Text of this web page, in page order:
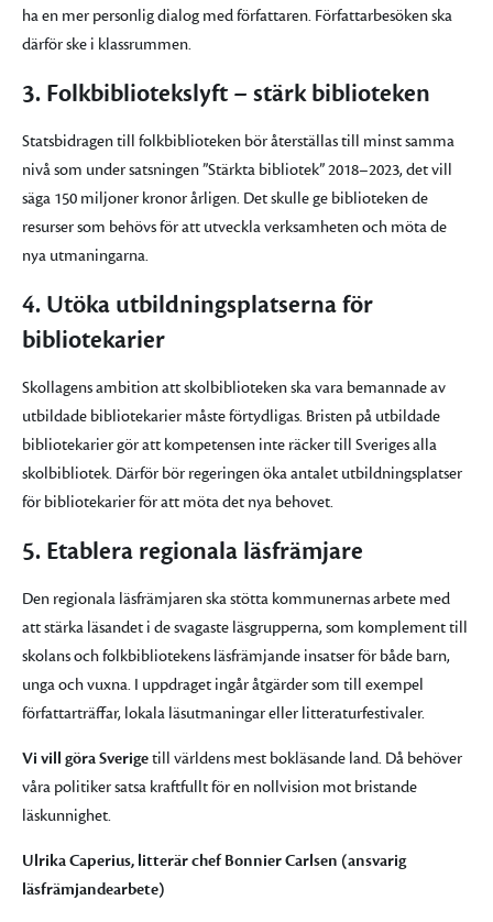
ha en mer personlig dialog med författaren. Författarbesöken ska
därför ske i klassrummen.
3. Folkbibliotekslyft – stärk biblioteken
Statsbidragen till folkbiblioteken bör återställas till minst samma
nivå som under satsningen ”Stärkta bibliotek” 2018–2023, det vill
säga 150 miljoner kronor årligen. Det skulle ge biblioteken de
resurser som behövs för att utveckla verksamheten och möta de
nya utmaningarna.
4. Utöka utbildningsplatserna för
bibliotekarier
Skollagens ambition att skolbiblioteken ska vara bemannade av
utbildade bibliotekarier måste förtydligas. Bristen på utbildade
bibliotekarier gör att kompetensen inte räcker till Sveriges alla
skolbibliotek. Därför bör regeringen öka antalet utbildningsplatser
för bibliotekarier för att möta det nya behovet.
5. Etablera regionala läsfrämjare
Den regionala läsfrämjaren ska stötta kommunernas arbete med
att stärka läsandet i de svagaste läsgrupperna, som komplement till
skolans och folkbibliotekens läsfrämjande insatser för både barn,
unga och vuxna. I uppdraget ingår åtgärder som till exempel
författarträffar, lokala läsutmaningar eller litteraturfestivaler.
Vi vill göra Sverigetill världens mest bokläsande land. Då behöver
våra politiker satsa kraftfullt för en nollvision mot bristande
läskunnighet.
Ulrika Caperius, litterär chef Bonnier Carlsen (ansvarig
läsfrämjandearbete)